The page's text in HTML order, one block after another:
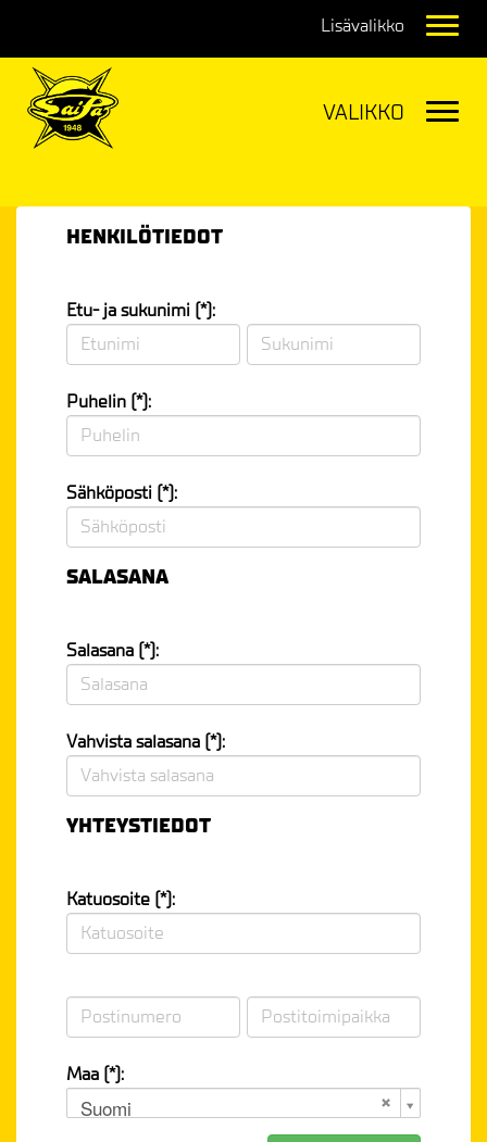
HENKILÖTIEDOT
Etu- ja sukunimi (*):
Puhelin (*):
Sähköposti (*):
SALASANA
Salasana (*):
Vahvista salasana (*):
YHTEYSTIEDOT
Katuosoite (*):
Maa (*):
Suomi